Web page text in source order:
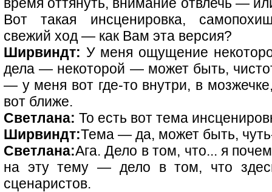
Вот такая инсценировка,
свежий ход — как Вам эта версия?
Ширвиндт: У меня ощущение
дела — некоторой — может быть,
— у меня вот где-то внутри, в
вот ближе.
Светлана: То есть вот тема
Ширвиндт:Тема — да, может быть,
Светлана:Ага. Дело в том, что... я
на эту тему — дело в том, что
сценаристов.